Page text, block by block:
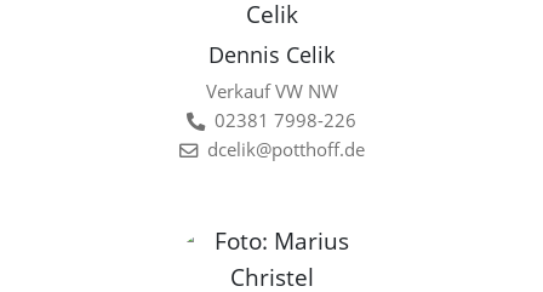
Dennis Celik
Verkauf VW NW
02381 7998-226
dcelik@potthoff.de